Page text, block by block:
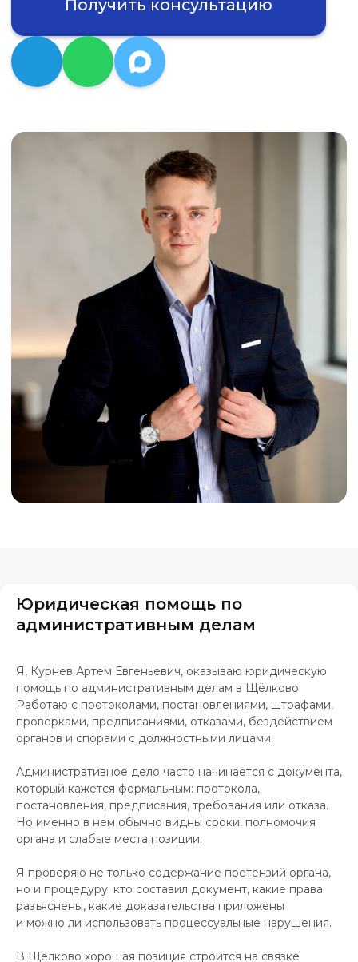
Юридическая помощь по
административным делам
Я, Курнев Артем Евгеньевич, оказываю юридическую
помощь по административным делам в Щёлково.
Работаю с протоколами, постановлениями, штрафами,
проверками, предписаниями, отказами, бездействием
органов и спорами с должностными лицами.
Административное дело часто начинается с документа,
который кажется формальным: протокола,
постановления, предписания, требования или отказа.
Но именно в нем обычно видны сроки, полномочия
органа и слабые места позиции.
Я проверяю не только содержание претензий органа,
но и процедуру: кто составил документ, какие права
разъяснены, какие доказательства приложены
и можно ли использовать процессуальные нарушения.
В Щёлково хорошая позиция строится на связке